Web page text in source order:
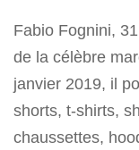
Fabio Fognini,
de la célèbre
janvier 2019, il
shorts, t-shirts,
chaussettes,